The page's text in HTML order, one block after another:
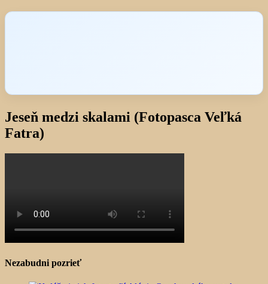
Jeseň medzi skalami (Fotopasca Veľká
Fatra)
Nezabudni pozrieť